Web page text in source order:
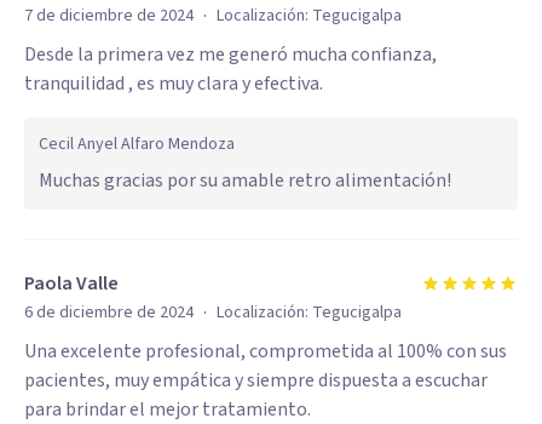
7 de diciembre de 2024 · Localización: Tegucigalpa
Desde la primera vez me generó mucha confianza,
tranquilidad , es muy clara y efectiva.
Cecil Anyel Alfaro Mendoza
Muchas gracias por su amable retro alimentación!
Paola Valle
6 de diciembre de 2024 · Localización: Tegucigalpa
Una excelente profesional, comprometida al 100% con sus
pacientes, muy empática y siempre dispuesta a escuchar
para brindar el mejor tratamiento.